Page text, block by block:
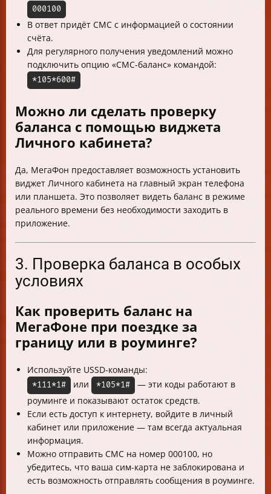
000100
В ответ придёт СМС с информацией о состоянии
счёта.
Для регулярного получения уведомлений можно
подключить опцию «СМС-баланс» командой:
*105*600#
Можно ли сделать проверку
баланса с помощью виджета
Личного кабинета?
Да, МегаФон предоставляет возможность установить
виджет Личного кабинета на главный экран телефона
или планшета. Это позволяет видеть баланс в режиме
реального времени без необходимости заходить в
приложение.
3. Проверка баланса в особых
условиях
Как проверить баланс на
МегаФоне при поездке за
границу или в роуминге?
Используйте USSD-команды:
*111*1# или *105*1#
— эти коды работают в
роуминге и показывают остаток средств.
Если есть доступ к интернету, войдите в личный
кабинет или приложение — там всегда актуальная
информация.
Можно отправить СМС на номер 000100, но
убедитесь, что ваша сим-карта не заблокирована и
есть возможность отправлять сообщения в роуминге.